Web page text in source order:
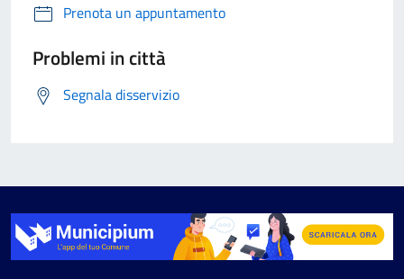
Prenota un appuntamento
Problemi in città
Segnala disservizio